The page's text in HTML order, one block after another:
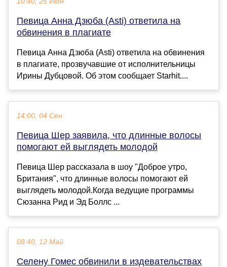
Певица Анна Дзюба (Asti) ответила на
обвинения в плагиате
Певица Анна Дзюба (Asti) ответила на обвинения
в плагиате, прозвучавшие от исполнительницы
Ирины Дубцовой. Об этом сообщает Starhit....
14:00, 04 Сен
Певица Шер заявила, что длинные волосы
помогают ей выглядеть молодой
Певица Шер рассказала в шоу "Доброе утро,
Британия", что длинные волосы помогают ей
выглядеть молодой.Когда ведущие программы
Сюзанна Рид и Эд Боллс ...
08:40, 12 Май
Селену Гомес обвинили в издевательствах